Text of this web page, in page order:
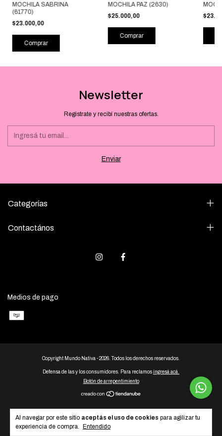
Al navegar por este sitio aceptás el uso de cookies para agilizar tu
experiencia de compra.
Entendido
MOCHILA SABRINA
(61770)
$23.000,00
Comprar
MOCHILA PAZ (2630)
$25.000,00
Comprar
Newsletter
Registrate y recibí nuestras ofertas.
Categorías
Contactános
Medios de pago
Copyright Mundo Nativa - 2026. Todos los derechos reservados.
Defensa de las y los consumidores. Para reclamos ingresá acá.
Botón de arrepentimiento